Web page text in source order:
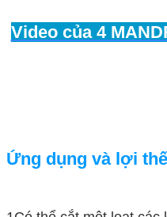
Video của 4
Ứng dụng và lợi